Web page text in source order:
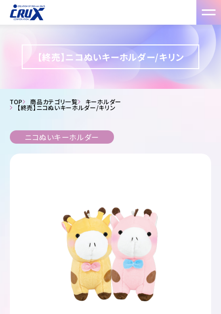
【終売】ニコぬいキーホルダー/キリン
TOP 商品カテゴリ一覧 キーホルダー
【終売】ニコぬいキーホルダー/キリン
ニコぬいキーホルダー